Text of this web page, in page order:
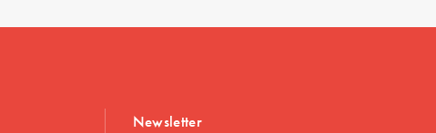
Newsletter